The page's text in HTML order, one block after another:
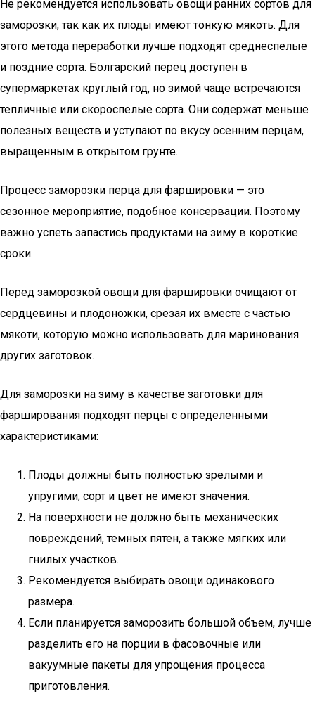
Не рекомендуется использовать овощи ранних сортов для
заморозки, так как их плоды имеют тонкую мякоть. Для
этого метода переработки лучше подходят среднеспелые
и поздние сорта. Болгарский перец доступен в
супермаркетах круглый год, но зимой чаще встречаются
тепличные или скороспелые сорта. Они содержат меньше
полезных веществ и уступают по вкусу осенним перцам,
выращенным в открытом грунте.
Процесс заморозки перца для фаршировки — это
сезонное мероприятие, подобное консервации. Поэтому
важно успеть запастись продуктами на зиму в короткие
сроки.
Перед заморозкой овощи для фаршировки очищают от
сердцевины и плодоножки, срезая их вместе с частью
мякоти, которую можно использовать для маринования
других заготовок.
Для заморозки на зиму в качестве заготовки для
фарширования подходят перцы с определенными
характеристиками:
Плоды должны быть полностью зрелыми и
упругими; сорт и цвет не имеют значения.
На поверхности не должно быть механических
повреждений, темных пятен, а также мягких или
гнилых участков.
Рекомендуется выбирать овощи одинакового
размера.
Если планируется заморозить большой объем, лучше
разделить его на порции в фасовочные или
вакуумные пакеты для упрощения процесса
приготовления.